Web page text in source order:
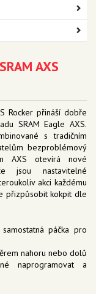
AXS
Rocker přináší dobře
SRAM Eagle AXS.
s tradičním
bezproblémový
AXS otevírá nové
jsou nastavitelné
akci každému
přizpůsobit kokpit dle
páčka pro
nahoru nebo dolů
naprogramovat a